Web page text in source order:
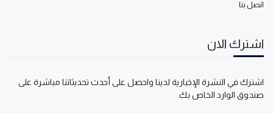
اتصل بنا
اشترك الان
اشترك في النشرة الإخبارية لدينا واحصل على أحدث تحديثاتنا مباشرة على
صندوق الوارد الخاص بك.